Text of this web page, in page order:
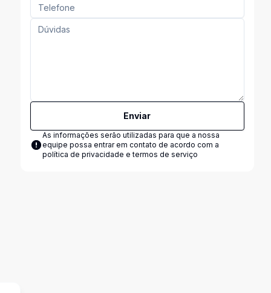
Enviar
As informações serão utilizadas para que a nossa
equipe possa entrar em contato de acordo com a
política de privacidade e termos de serviço